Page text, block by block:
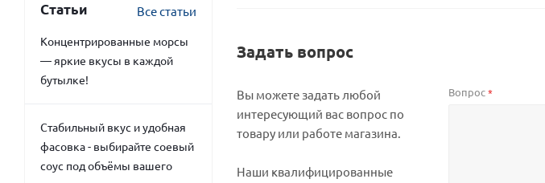
Задать вопрос
Вы можете задать любой
интересующий вас вопрос по
товару или работе магазина.
Наши квалифицированные
Вопрос*
Статьи Все статьи
Концентрированные морсы
— яркие вкусы в каждой
бутылке!
Стабильный вкус и удобная
фасовка - выбирайте соевый
соус под объёмы вашего